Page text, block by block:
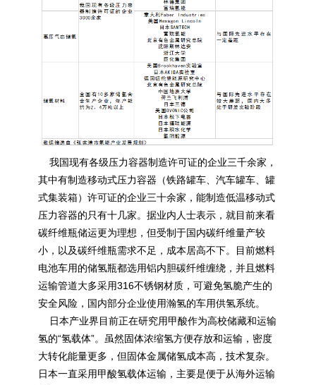
我国现有各级压力容器制造许可证的企业三千余家，
其中有制造移动式压力容器（铁路罐车、汽车罐车、罐
式集装箱）许可证的企业三十余家，能制造低温移动式
压力容器的只有十几家。据业内人士表示，就目前来看
碳纤维瓶储运更为理想，但受制于国内碳纤维量产较
小，以及碳纤维瓶需求不足，成本居高不下。目前燃料
电池车用的储氢瓶都选用铝内胆碳纤维缠绕，并且燃料
运输管道大多采用316不锈钢材质，可避免氢脆产生的
安全风险，国内部分企业使用瀚氢的车用供氢系统。
日本产业界目前正在研究用甲酸作为高校储藏和运输
氢的“氢载体”。虽然固体浓缩氢方便存放和运输，密度
大转化能量更多，但固体金属储氢成本高，技术复杂。
日本一直采用甲酸氢载体运输，主要是便于从海外运输